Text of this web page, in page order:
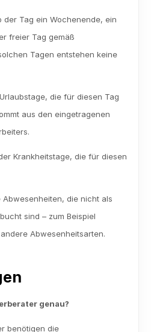
der Tag ein Wochenende, ein
freier Tag gemäß
Tagen entstehen keine
die für diesen Tag
aus den eingetragenen
Krankheitstage, die für diesen
Abwesenheiten, die nicht als
sind – zum Beispiel
Abwesenheitsarten.
genau?
benötigen die